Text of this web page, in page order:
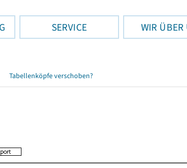
SERVICE WIR ÜBER
Tabellenköpfe verschoben?